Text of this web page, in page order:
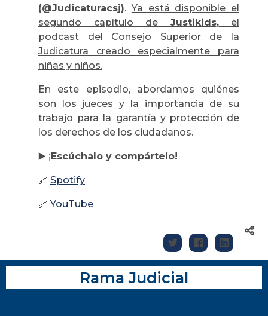
(@Judicaturacsj).Ya está disponible el
segundo capítulo de Justikids,el
podcast del Consejo Superior de la
Judicatura creado especialmente para
niñas y niños.
En este episodio, abordamos quiénes
son los jueces y la importancia de su
trabajo para la garantía y protección de
los derechos de los ciudadanos.
▶️ ¡Escúchalo y compártelo!
🔗 Spotify
🔗 YouTube
Rama Judicial